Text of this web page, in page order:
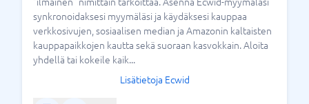
synkronoidaksesi myymäläsi ja käydäksesi kauppaa
verkkosivujen, sosiaalisen median ja Amazonin kaltaisten
kauppapaikkojen kautta sekä suoraan kasvokkain. Aloita
yhdellä tai kokeile kaik...
Lisätietoja Ecwid